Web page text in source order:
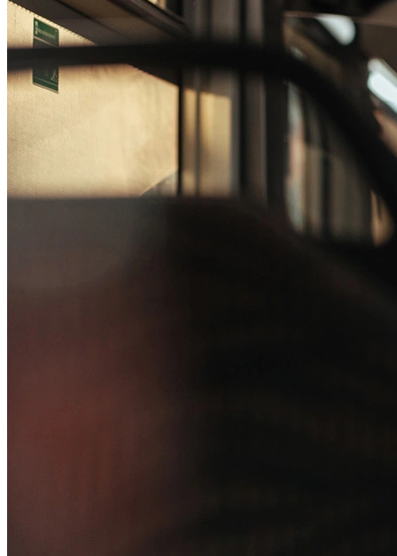
Passo 1/2
Institucional
Compromisso com o Meio Ambiente
Governança Corporativa
Ouvidoria
Política de Privacidade